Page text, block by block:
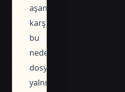
aşamasını
karşılamayabilir;
bu
nedenle
dosya
yalnızca